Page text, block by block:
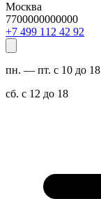
Москва
7700000000000
29 24 211 994 7+
пн. — пт. с 10 до 18
сб. с 12 до 18